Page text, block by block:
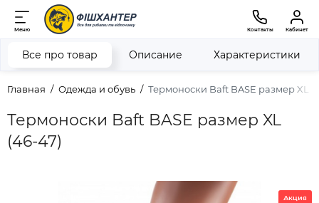
Меню Контакты Кабинет
Главная Одежда и обувь Термоноски Baft BASE размер XL
Термоноски Baft BASE размер XL
(46-47)
Все про товар Описание Характеристики
Акция